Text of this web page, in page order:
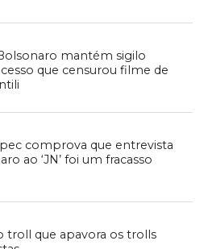
mantém sigilo
que censurou filme de
comprova que entrevista
ao ‘JN’ foi um fracasso
troll que apavora os trolls